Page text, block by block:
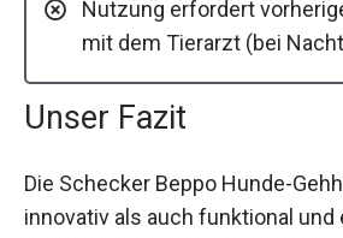
Nutzung erfordert
mit dem Tierarzt (bei
Unser Fazit
Die Schecker Beppo Hunde-
innovativ als auch funktional und